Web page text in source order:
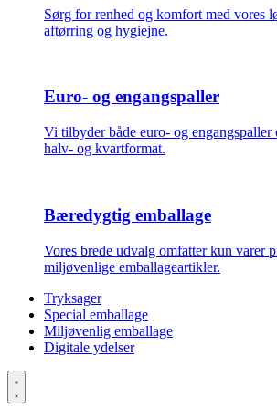
Sørg for renhed og komfort med vores
aftørring og hygiejne.
Euro- og engangspaller
Vi tilbyder både euro- og engangspaller
halv- og kvartformat.
Bæredygtig emballage
Vores brede udvalg omfatter kun varer
miljøvenlige emballageartikler.
Tryksager
Special emballage
Miljøvenlig emballage
Digitale ydelser